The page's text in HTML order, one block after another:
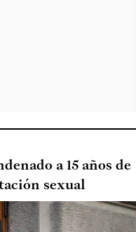
a 15 años de
sexual